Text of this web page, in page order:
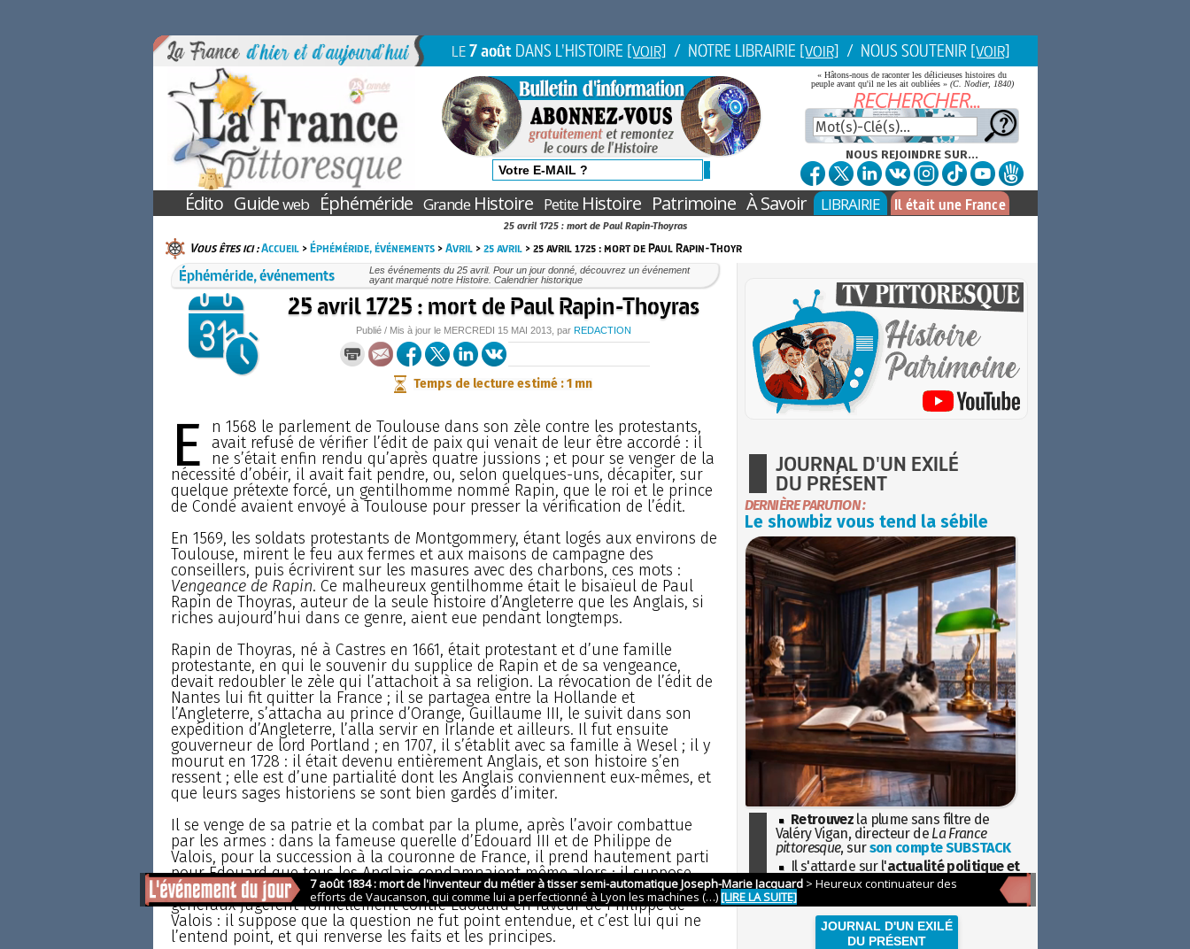
LE7 août DANS L'HISTOIRE [VOIR] / NOTRE LIBRAIRIE [VOIR] / NOUS SOUTENIR [VOIR]
« Hâtons-nous de raconter les délicieuses histoires du
peuple avant qu'il ne les ait oubliées » (C. Nodier, 1840)
NOUS REJOINDRE SUR...
Édito Guideweb Éphéméride GrandeHistoire PetiteHistoire Patrimoine À Savoir LIBRAIRIE Il était une France
25 avril 1725 : mort de Paul Rapin-Thoyras
Vous êtes ici :Accueil>Éphéméride, événements>Avril>25 avril> 25 avril 1725 : mort de Paul Rapin-Thoyr
Éphéméride, événements
Les événements du 25 avril. Pour un jour donné, découvrez un événement
ayant marqué notre Histoire. Calendrier historique
25 avril 1725 : mort de Paul Rapin-Thoyras
Publié / Mis à jour le MERCREDI 15 MAI 2013, par REDACTION
Temps de lecture estimé : 1 mn
E
n 1568 le parlement de Toulouse dans son zèle contre les protestants,
avait refusé de vérifier l’édit de paix qui venait de leur être accordé : il
ne s’était enfin rendu qu’après quatre jussions ; et pour se venger de la
nécessité d’obéir, il avait fait pendre, ou, selon quelques-uns, décapiter, sur
quelque prétexte forcé, un gentilhomme nommé Rapin, que le roi et le prince
de Condé avaient envoyé à Toulouse pour presser la vérification de l’édit.
En 1569, les soldats protestants de Montgommery, étant logés aux environs de
Toulouse, mirent le feu aux fermes et aux maisons de campagne des
conseillers, puis écrivirent sur les masures avec des charbons, ces mots :
Vengeance de Rapin. Ce malheureux gentilhomme était le bisaïeul de Paul
Rapin de Thoyras, auteur de la seule histoire d’Angleterre que les Anglais, si
riches aujourd’hui dans ce genre, aient eue pendant longtemps.
Rapin de Thoyras, né à Castres en 1661, était protestant et d’une famille
protestante, en qui le souvenir du supplice de Rapin et de sa vengeance,
devait redoubler le zèle qui l’attachoit à sa religion. La révocation de l’édit de
Nantes lui fit quitter la France ; il se partagea entre la Hollande et
l’Angleterre, s’attacha au prince d’Orange, Guillaume III, le suivit dans son
expédition d’Angleterre, l’alla servir en Irlande et ailleurs. Il fut ensuite
gouverneur de lord Portland ; en 1707, il s’établit avec sa famille à Wesel ; il y
mourut en 1728 : il était devenu entièrement Anglais, et son histoire s’en
ressent ; elle est d’une partialité dont les Anglais conviennent eux-mêmes, et
que leurs sages historiens se sont bien gardés d’imiter.
Il se venge de sa patrie et la combat par la plume, après l’avoir combattue
par les armes : dans la fameuse querelle d’Edouard III et de Philippe de
Valois, pour la succession à la couronne de France, il prend hautement parti
pour Edouard que tous les Anglais condamnaient même alors ; il suppose
que les Etats généraux auraient été favorables à Edouard, et ces Etats
généraux jugèrent formellement contre Edouard en faveur de Philippe de
Valois : il suppose que la question ne fut point entendue, et c’est lui qui ne
l’entend point, et qui renverse les faits et les principes.
JOURNAL D'UN EXILÉ
DU PRÉSENT
DERNIÈRE PARUTION :
Le showbiz vous tend la sébile
Retrouvez la plume sans filtre de
Valéry Vigan, directeur de La France
pittoresque, surson compte SUBSTACK
Il s'attarde sur l'actualité politique et
sociétaleavec la hauteur de vue de
l'Histoire
JOURNAL D'UN EXILÉ
DU PRÉSENT